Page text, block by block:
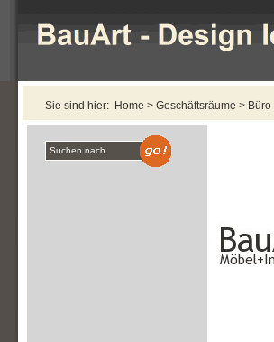
Sie sind hier: Home > Geschäftsräume >